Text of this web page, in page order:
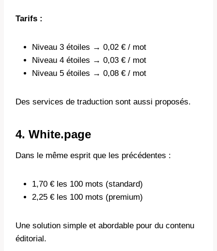
Tarifs :
Niveau 3 étoiles → 0,02 € / mot
Niveau 4 étoiles → 0,03 € / mot
Niveau 5 étoiles → 0,08 € / mot
Des services de traduction sont aussi proposés.
4. White.page
Dans le même esprit que les précédentes :
1,70 € les 100 mots (standard)
2,25 € les 100 mots (premium)
Une solution simple et abordable pour du contenu
éditorial.